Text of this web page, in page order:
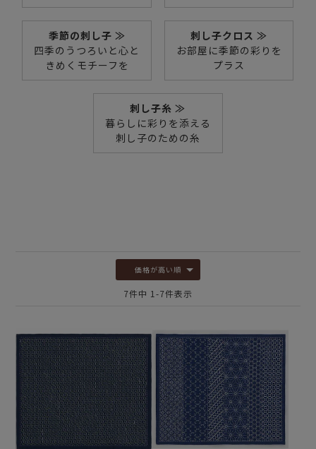
季節の刺し子 ≫
四季のうつろいと心と
きめくモチーフを
刺し子クロス ≫
お部屋に季節の彩りを
プラス
刺し子糸 ≫
暮らしに彩りを添える
刺し子のための糸
価格が高い順
7件中 1 -7件表示